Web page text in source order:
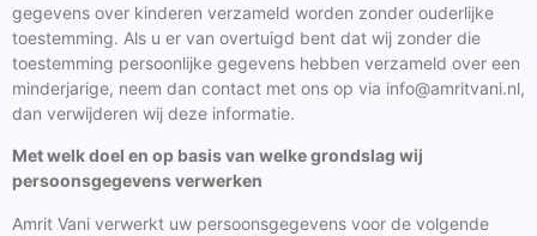
gegevens over kinderen verzameld worden zonder ouderlijke
toestemming. Als u er van overtuigd bent dat wij zonder die
toestemming persoonlijke gegevens hebben verzameld over een
minderjarige, neem dan contact met ons op via info@amritvani.nl,
dan verwijderen wij deze informatie.
Met welk doel en op basis van welke grondslag wij
persoonsgegevens verwerken
Amrit Vani verwerkt uw persoonsgegevens voor de volgende